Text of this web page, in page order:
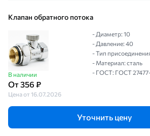
Клапан обратного потока
В наличии
От 356 ₽
Цена от 16.07.2026
- Диаметр: 10
- Давление: 40
- Тип
- Материал: сталь
- ГОСТ: ГОСТ
Уточнить цену